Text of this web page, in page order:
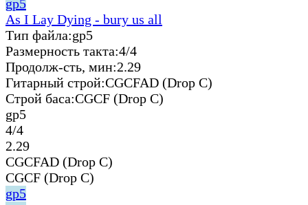
gp5
As I Lay Dying - bury us all
Тип файла:gp5
Размерность такта:4/4
Продолж-сть, мин:2.29
Гитарный строй:CGCFAD (Drop C)
Строй баса:CGCF (Drop C)
gp5
4/4
2.29
CGCFAD (Drop C)
CGCF (Drop C)
gp5